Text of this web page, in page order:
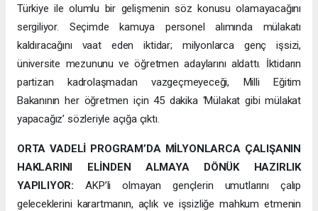
Türkiye ile olumlu bir gelişmenin söz konusu olamayacağını
sergiliyor. Seçimde kamuya personel alımında mülakatı
kaldıracağını vaat eden iktidar; milyonlarca genç işsizi,
üniversite mezununu ve öğretmen adaylarını aldattı. İktidarın
partizan kadrolaşmadan vazgeçmeyeceği, Milli Eğitim
Bakanının her öğretmen için 45 dakika ‘Mülakat gibi mülakat
yapacağız’ sözleriyle açığa çıktı.
ORTA VADELİ PROGRAM’DA MİLYONLARCA ÇALIŞANIN
HAKLARINI ELİNDEN ALMAYA DÖNÜK HAZIRLIK
YAPILIYOR: AKP’li olmayan gençlerin umutlarını çalıp
geleceklerini karartmanın, açlık ve işsizliğe mahkum etmenin